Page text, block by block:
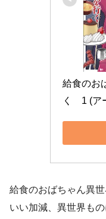
給食のお
く　1 (ア
給食のおばちゃん異世
いい加減、異世界も